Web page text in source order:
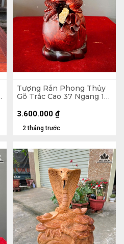
Tượng Rắn Phong Thủy
Gỗ Trắc Cao 37 Ngang 15
2 tháng trước
3.600.000 ₫